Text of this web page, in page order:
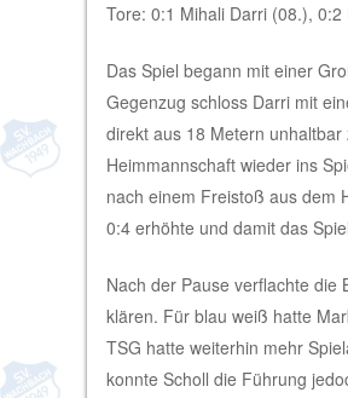
Tore: 0:1 Mihali Darri (08.),
Das Spiel begann mit einer
Gegenzug schloss Darri mit
direkt aus 18 Metern
Heimmannschaft wieder ins
nach einem Freistoß aus dem
0:4 erhöhte und damit das
Nach der Pause verflachte die
klären. Für blau weiß hatte
TSG hatte weiterhin mehr
konnte Scholl die Führung